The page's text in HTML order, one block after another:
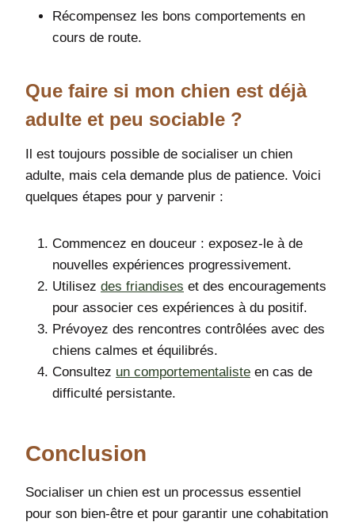
Récompensez les bons comportements en
cours de route.
Que faire si mon chien est déjà
adulte et peu sociable ?
Il est toujours possible de socialiser un chien
adulte, mais cela demande plus de patience. Voici
quelques étapes pour y parvenir :
Commencez en douceur : exposez-le à de
nouvelles expériences progressivement.
Utilisez des friandises et des encouragements
pour associer ces expériences à du positif.
Prévoyez des rencontres contrôlées avec des
chiens calmes et équilibrés.
Consultez un comportementaliste en cas de
difficulté persistante.
Conclusion
Socialiser un chien est un processus essentiel
pour son bien-être et pour garantir une cohabitation